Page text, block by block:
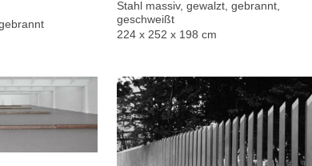
Stahl massiv, gewalzt, gebrannt,
geschweißt
224 x 252 x 198 cm